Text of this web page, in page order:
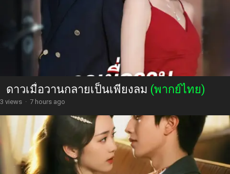
ดาวเมื่อวานกลายเป็นเพียงลม (พากย์ไทย)
3 views · 7 hours ago